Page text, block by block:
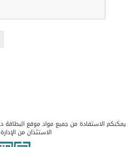
يمكنكم الاستفادة من جميع مواد موقع البطاقة
الاستئذان من الإدارة